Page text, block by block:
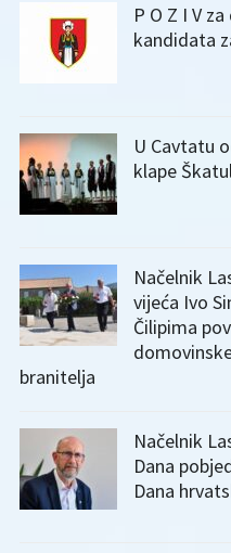
P O Z I V
kandidata
U Cavtatu
klape
Načelnik
vijeća Ivo
Čilipima
branitelja
Načelnik
Dana
Dana